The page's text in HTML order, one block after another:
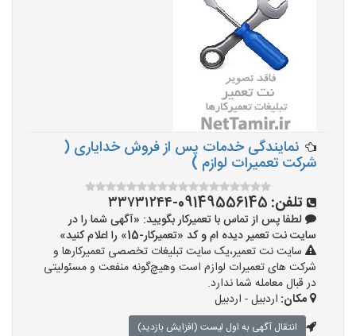
نمایندگی خدمات پس از فروش خدایاری (
شرکت تعمیرات لوازم )
تلفن: 09149556145-۳۳۷۳۱۲۴۴
لطفا پس از تماس با تعمیرکار بگویید: «آگهی شما را در
سایت نت تعمیر دیده ام و کد «تعمیرکار-15» را اعلام کنید»
سایت نت تعمیر،یک سایت تبلیغات تخصصی تعمیرکارها و
شرکت های تعمیرات لوازم است وهیچ‌گونه منفعت و مسئولیتی
در قبال معامله شما ندارد.
مکان: اردبیل - اردبیل
انتقال آگهی به اول لیست (افزایش بازدید)